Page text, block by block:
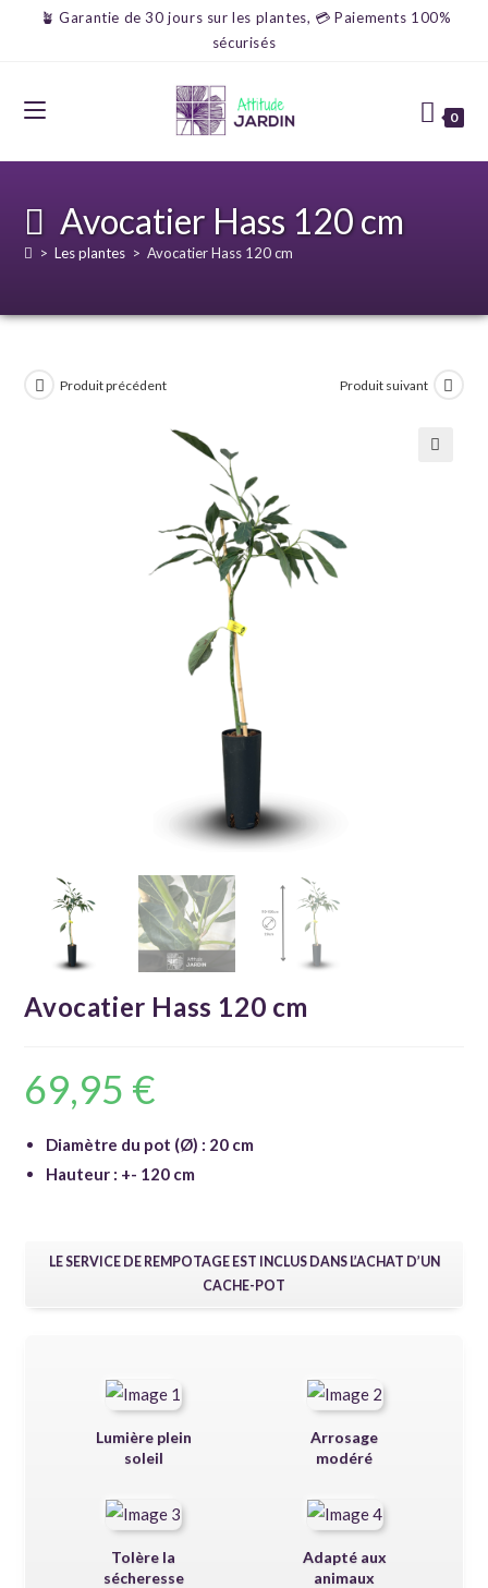
🪴 Garantie de 30 jours sur les plantes, 💳 Paiements 100%
sécurisés
0
Avocatier Hass 120 cm
> Les plantes > Avocatier Hass 120 cm
Produit précédent Produit suivant
Avocatier Hass 120 cm
69,95 €
Diamètre du pot (Ø) : 20 cm
Hauteur : +- 120 cm
LE SERVICE DE REMPOTAGE EST INCLUS DANS L’ACHAT D’UN
CACHE-POT
Lumière plein
soleil
Arrosage
modéré
Tolère la
sécheresse
Adapté aux
animaux